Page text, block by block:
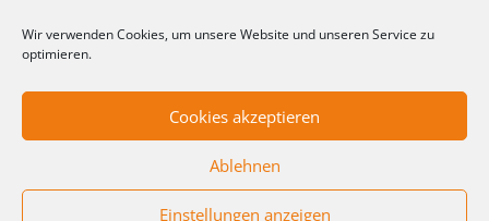
Wir verwenden Cookies, um unsere Website und unseren Service zu
optimieren.
Cookies akzeptieren
Ablehnen
Einstellungen anzeigen
Impressum
Datenschutz
Cookie-Richtlinie (EU)